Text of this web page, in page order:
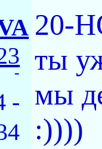
-
-
20-
ты
мы
:))))